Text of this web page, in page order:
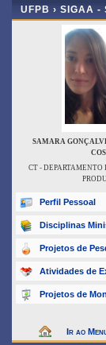
UFPB › SIGAA -
SAMARA
CT -
Perfil Pessoal
Disciplinas
Projetos de
Atividades de
Projetos de
Ir ao